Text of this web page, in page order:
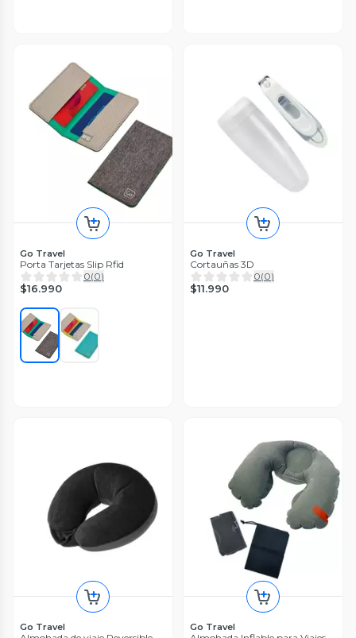
Go Travel
Porta Tarjetas Slip Rfid
0(0)
$16.990
Go Travel
Cortauñas 3D
0(0)
$11.990
Go Travel Go Travel